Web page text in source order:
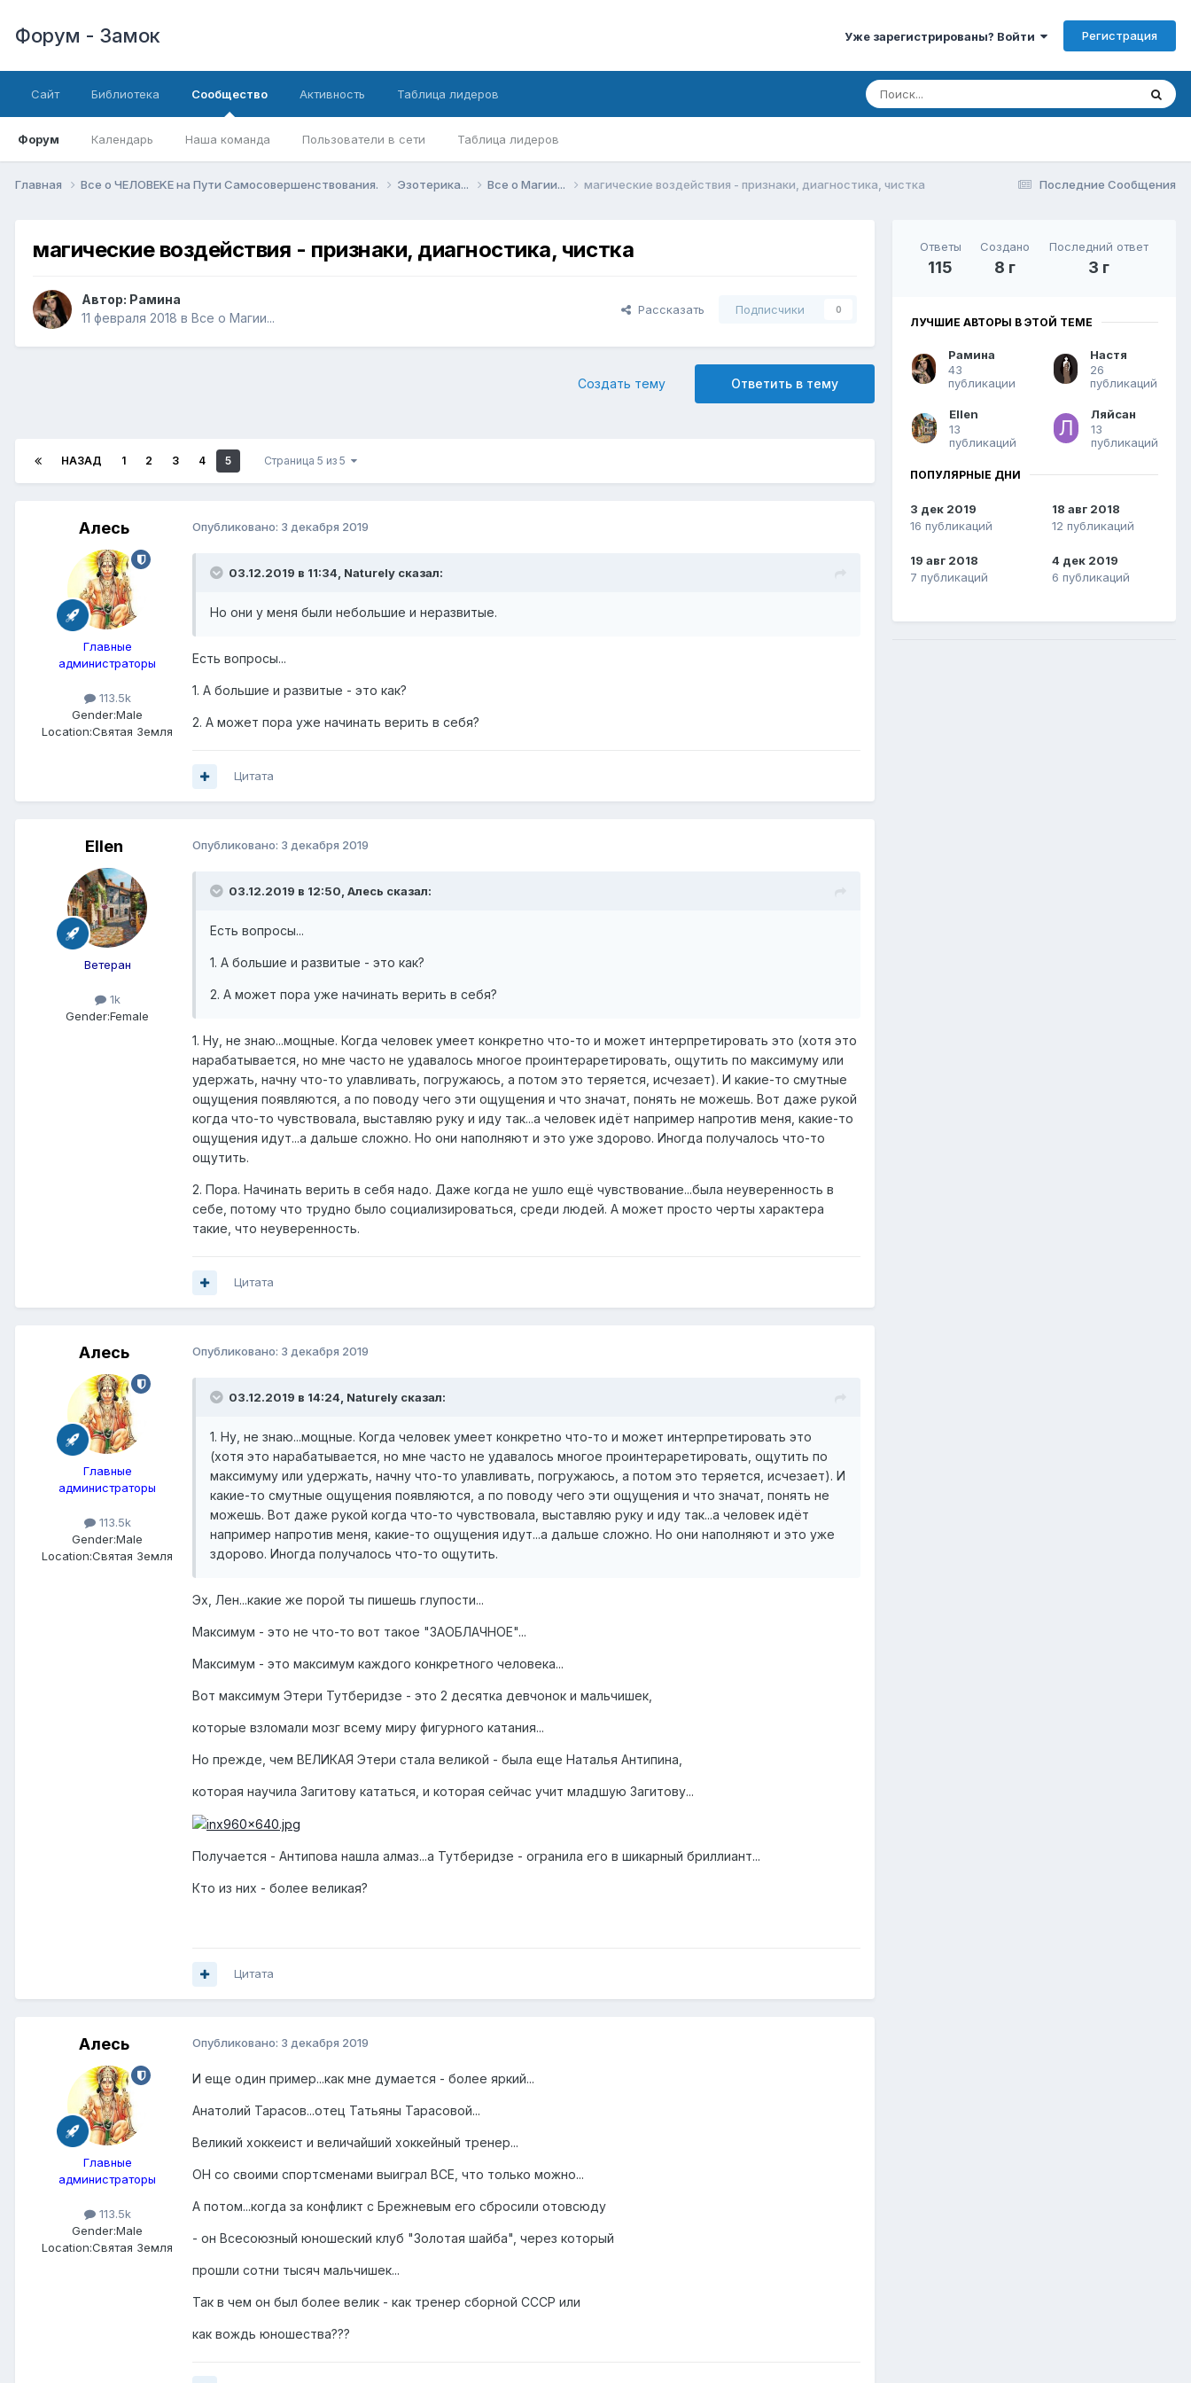
Форум - Замок Уже зарегистрированы? Войти Регистрация
Сайт Библиотека Сообщество
Форум Календарь Наша команда Пользователи в сети Таблица лидеров
Активность Таблица лидеров
Последние Сообщения
Главная Все о ЧЕЛОВЕKЕ на Пути Самосовершенствования. Эзотерика... Все о Магии... магические воздействия - признаки, диагностика, чистка
магические воздействия - признаки, диагностика, чистка
Автор: Рамина
11 февраля 2018 в Все о Магии...
Рассказать Подписчики 0
Ответить в тему
Создать тему
НАЗАД 1 2 3 4 5 Страница 5 из 5
Алесь
Главные
администраторы
113.5k
Gender:Male
Location:Святая Земля
Опубликовано: 3 декабря 2019
03.12.2019 в 11:34, Naturely сказал:
Но они у меня были небольшие и неразвитые.
Есть вопросы...
1. А большие и развитые - это как?
2. А может пора уже начинать верить в себя?
Цитата
Ellen
Ветеран
1k
Gender:Female
Опубликовано: 3 декабря 2019
03.12.2019 в 12:50, Алесь сказал:
Есть вопросы...
1. А большие и развитые - это как?
2. А может пора уже начинать верить в себя?
1. Ну, не знаю...мощные. Когда человек умеет конкретно что-то и может интерпретировать это (хотя это
нарабатывается, но мне часто не удавалось многое проинтераретировать, ощутить по максимуму или
удержать, начну что-то улавливать, погружаюсь, а потом это теряется, исчезает). И какие-то смутные
ощущения появляются, а по поводу чего эти ощущения и что значат, понять не можешь. Вот даже рукой
когда что-то чувствовала, выставляю руку и иду так...а человек идёт например напротив меня, какие-то
ощущения идут...а дальше сложно. Но они наполняют и это уже здорово. Иногда получалось что-то
ощутить.
2. Пора. Начинать верить в себя надо. Даже когда не ушло ещё чувствование...была неуверенность в
себе, потому что трудно было социализироваться, среди людей. А может просто черты характера
такие, что неуверенность.
Цитата
Алесь
Главные
администраторы
113.5k
Gender:Male
Location:Святая Земля
Опубликовано: 3 декабря 2019
03.12.2019 в 14:24, Naturely сказал:
1. Ну, не знаю...мощные. Когда человек умеет конкретно что-то и может интерпретировать это
(хотя это нарабатывается, но мне часто не удавалось многое проинтераретировать, ощутить по
максимуму или удержать, начну что-то улавливать, погружаюсь, а потом это теряется, исчезает). И
какие-то смутные ощущения появляются, а по поводу чего эти ощущения и что значат, понять не
можешь. Вот даже рукой когда что-то чувствовала, выставляю руку и иду так...а человек идёт
например напротив меня, какие-то ощущения идут...а дальше сложно. Но они наполняют и это уже
здорово. Иногда получалось что-то ощутить.
Эх, Лен...какие же порой ты пишешь глупости...
Максимум - это не что-то вот такое "ЗАОБЛАЧНОЕ"...
Максимум - это максимум каждого конкретного человека...
Вот максимум Этери Тутберидзе - это 2 десятка девчонок и мальчишек,
которые взломали мозг всему миру фигурного катания...
Но прежде, чем ВЕЛИКАЯ Этери стала великой - была еще Наталья Антипина,
которая научила Загитову кататься, и которая сейчас учит младшую Загитову...
Получается - Антипова нашла алмаз...а Тутберидзе - огранила его в шикарный бриллиант...
Кто из них - более великая?
Цитата
Алесь
Главные
администраторы
113.5k
Gender:Male
Location:Святая Земля
Опубликовано: 3 декабря 2019
И еще один пример...как мне думается - более яркий...
Анатолий Тарасов...отец Татьяны Тарасовой...
Великий хоккеист и величайший хоккейный тренер...
ОН со своими спортсменами выиграл ВСЕ, что только можно...
А потом...когда за конфликт с Брежневым его сбросили отовсюду
- он Всесоюзный юношеский клуб "Золотая шайба", через который
прошли сотни тысяч мальчишек...
Так в чем он был более велик - как тренер сборной СССР или
как вождь юношества???
Ответы
115
Создано
8 г
Последний ответ
3 г
ЛУЧШИЕ АВТОРЫ В ЭТОЙ ТЕМЕ
Рамина
43
публикации
Настя
26
публикаций
Ellen
13
публикаций
Ляйсан
13
публикаций
ПОПУЛЯРНЫЕ ДНИ
3 дек 2019
16 публикаций
18 авг 2018
12 публикаций
19 авг 2018
7 публикаций
4 дек 2019
6 публикаций